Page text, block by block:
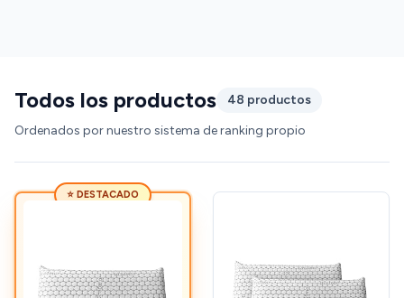
Todos los productos
48 productos
Ordenados por nuestro sistema de ranking propio
⭐ DESTACADO